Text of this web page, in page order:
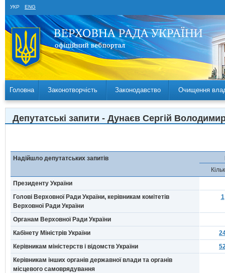
УКР ENG
Головна Законотворчість Законодавство Очищення
Депутатські запити - Дунаєв Сергій
Надійшло депутатських запитів
Президенту України
Голові Верховної Ради України, керівникам комітетів
Верховної Ради України
1
Органам Верховної Ради України
Кабінету Міністрів України
Керівникам міністерств і відомств України
Керівникам інших органів державної влади та органів
місцевого самоврядування